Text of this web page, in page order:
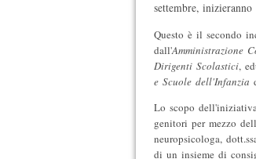
settembre,
Questo è il secondo
dall'Amministrazione
Dirigenti Scolastici,
e Scuole dell'Infanzia
Lo scopo
genitori per mezzo
neuropsicologa,
di un insieme di